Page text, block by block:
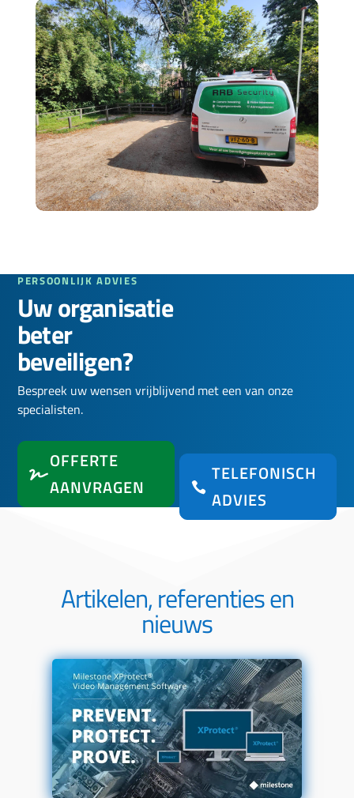
Uw organisatie
beter
beveiligen?
PERSOONLIJK ADVIES
Bespreek uw wensen vrijblijvend met een van onze
specialisten.
OFFERTE
AANVRAGEN
TELEFONISCH
ADVIES
Artikelen, referenties en
nieuws